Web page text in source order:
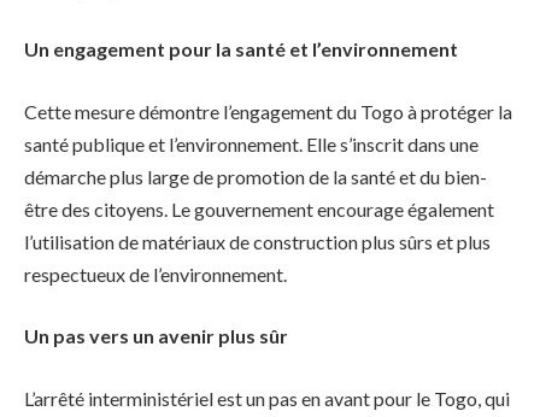
Un engagement pour la santé et l’environnement
Cette mesure démontre l’engagement du Togo à protéger la
santé publique et l’environnement. Elle s’inscrit dans une
démarche plus large de promotion de la santé et du bien-
être des citoyens. Le gouvernement encourage également
l’utilisation de matériaux de construction plus sûrs et plus
respectueux de l’environnement.
Un pas vers un avenir plus sûr
L’arrêté interministériel est un pas en avant pour le Togo, qui